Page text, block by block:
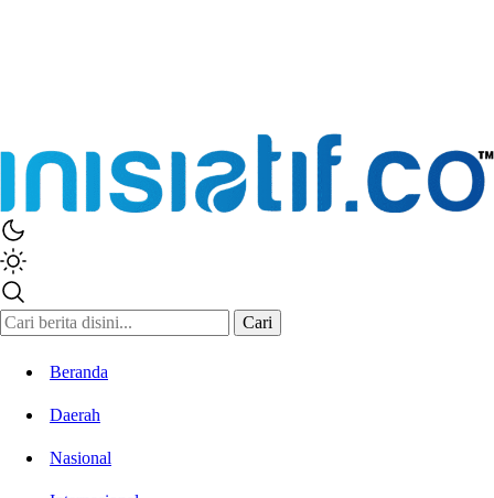
Inisiatif.co
Stay Connected Stay Informed
Cari
Beranda
Daerah
Nasional